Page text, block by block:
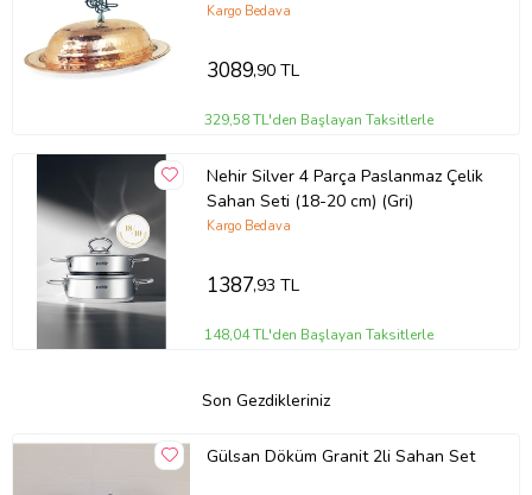
Kargo Bedava
3089,90 TL
329,58 TL'den Başlayan Taksitlerle
Nehir Silver 4 Parça Paslanmaz Çelik
Sahan Seti (18-20 cm) (Gri)
Kargo Bedava
1387,93 TL
148,04 TL'den Başlayan Taksitlerle
Son Gezdikleriniz
Gülsan Döküm Granit 2li Sahan Set